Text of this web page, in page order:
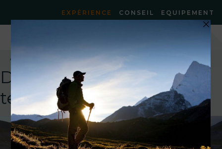
EXPÉRIENCE CONSEIL EQUIPEMENT
Accueil Le bivouac, un incontournable en 2020 !
DEFAULT
template!!!!!attachment